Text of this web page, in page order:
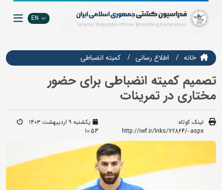
EN
خانه اطلاع رسانی کمیته انضباطی
تصمیم کمیته انضباطی برای حضور
مختاری در تمرینات
لینک کوتاه:
http://iwf.ir/lnks/72864/-.aspx
یکشنبه ۹ اردیبهشت ۱۴۰۳
10:53